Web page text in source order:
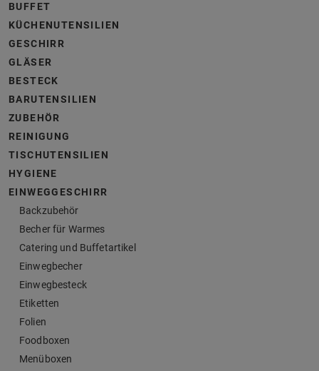
BUFFET
KÜCHENUTENSILIEN
GESCHIRR
GLÄSER
BESTECK
BARUTENSILIEN
ZUBEHÖR
REINIGUNG
TISCHUTENSILIEN
HYGIENE
EINWEGGESCHIRR
Backzubehör
Becher für Warmes
Catering und Buffetartikel
Einwegbecher
Einwegbesteck
Etiketten
Folien
Foodboxen
Menüboxen